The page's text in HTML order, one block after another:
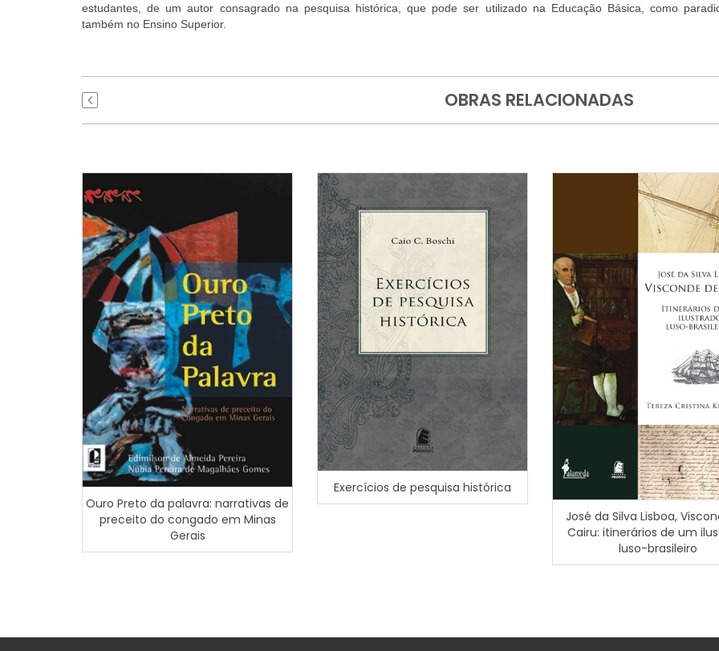
estudantes, de um autor consagrado na pesquisa histórica, que pode ser utilizado na Educação Básica, como
também no Ensino Superior.
OBRAS RELACIONADAS
Ouro Preto da palavra: narrativas de
preceito do congado em Minas
Gerais
Exercícios de pesquisa histórica
José da Silva Lisboa,
Cairu: itinerários de um
luso-brasileiro